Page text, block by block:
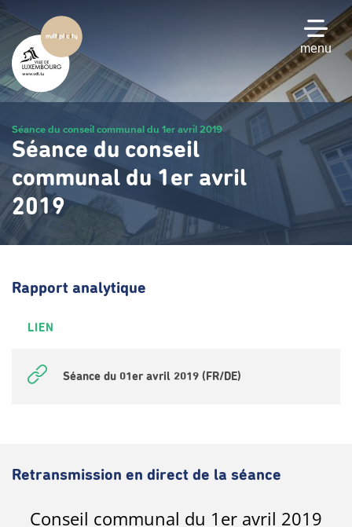
Passer
au
contenu
principal
menu
Séance du conseil communal du 1er avril 2019
Séance du conseil
communal du 1er avril
2019
Rapport analytique
LIEN
Séance du 01er avril 2019 (FR/DE)
Retransmission en direct de la séance